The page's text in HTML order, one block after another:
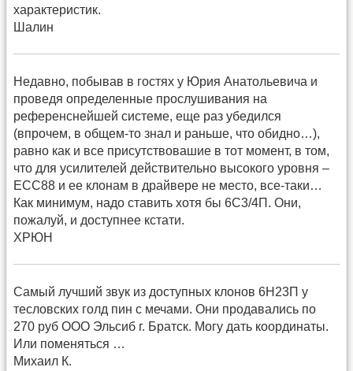
характеристик.
Шалин
Недавно, побывав в гостях у Юрия Анатольевича и
проведя определенные прослушивания на
референснейшей системе, еще раз убедился
(впрочем, в общем-то знал и раньше, что обидно…),
равно как и все присутствовашие в тот момент, в том,
что для усилителей действительно высокого уровня –
ЕСС88 и ее клонам в драйвере не место, все-таки…
Как минимум, надо ставить хотя бы 6С3/4П. Они,
пожалуй, и доступнее кстати.
ХРЮН
Самый лучший звук из доступных клонов 6Н23П у
тесловских голд пин с мечами. Они продавались по
270 руб ООО Эльсиб г. Братск. Могу дать координаты.
Или поменяться …
Михаил К.